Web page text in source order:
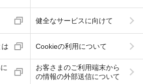
健全なサービスに向けて
Cookieの利用について
お客さまのご利用端末から
の情報の外部送信について